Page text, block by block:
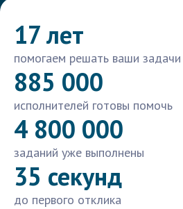
17 лет
помогаем решать ваши задачи
885 000
исполнителей готовы помочь
4 800 000
заданий уже выполнены
35 секунд
до первого отклика